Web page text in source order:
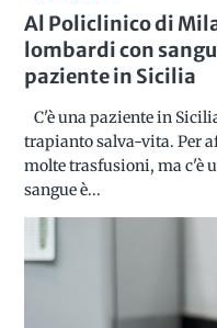
Al Policlinico di
lombardi con
paziente in Sicilia
C'è una paziente in
trapianto salva-vita. Per
molte trasfusioni, ma c'è
sangue è...